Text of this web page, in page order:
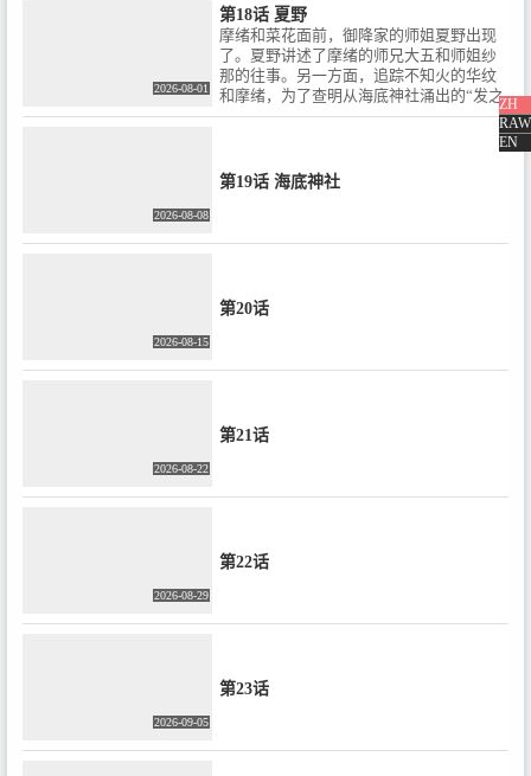
ZH
RAW
EN
2026-08-01
第18话 夏野
摩绪和菜花面前，御降家的师姐夏野出现
了。夏野讲述了摩绪的师兄大五和师姐纱
那的往事。另一方面，追踪不知火的华纹
和摩绪，为了查明从海底神社涌出的“发之
主”的真面目，一同进行了“降魂”仪式。
2026-08-08
第19话 海底神社
2026-08-15
第20话
2026-08-22
第21话
2026-08-29
第22话
2026-09-05
第23话